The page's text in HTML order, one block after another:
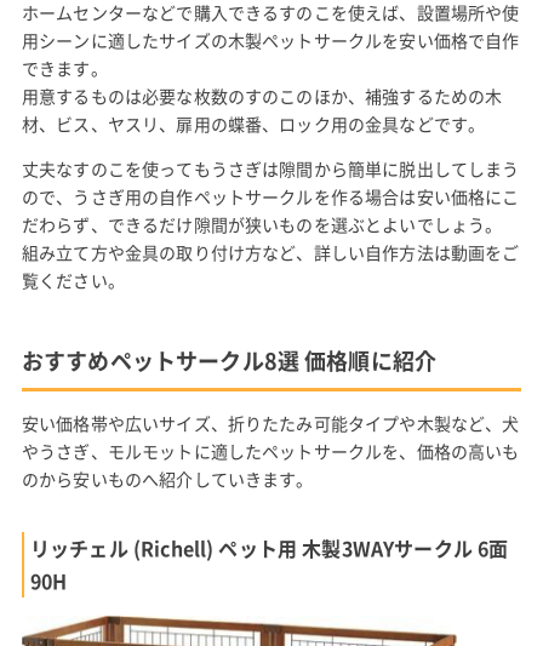
ホームセンターなどで購入できるすのこを使えば、設置場所や使
用シーンに適したサイズの木製ペットサークルを安い価格で自作
できます。
用意するものは必要な枚数のすのこのほか、補強するための木
材、ビス、ヤスリ、扉用の蝶番、ロック用の金具などです。
丈夫なすのこを使ってもうさぎは隙間から簡単に脱出してしまう
ので、うさぎ用の自作ペットサークルを作る場合は安い価格にこ
だわらず、できるだけ隙間が狭いものを選ぶとよいでしょう。
組み立て方や金具の取り付け方など、詳しい自作方法は動画をご
覧ください。
おすすめペットサークル8選 価格順に紹介
安い価格帯や広いサイズ、折りたたみ可能タイプや木製など、犬
やうさぎ、モルモットに適したペットサークルを、価格の高いも
のから安いものへ紹介していきます。
リッチェル (Richell) ペット用 木製3WAYサークル 6面
90H